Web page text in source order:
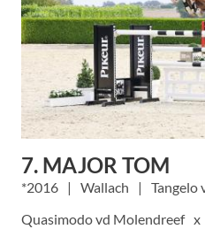
7. MAJOR TOM
2016 Wallach
Tangelo
Quasimodo vd Molendreef